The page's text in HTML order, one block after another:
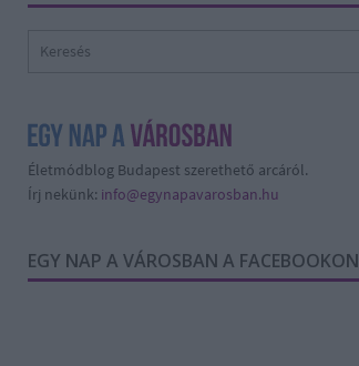
Életmódblog Budapest szerethető arcáról.
Írj nekünk: info@egynapavarosban.hu
EGY NAP A VÁROSBAN A FACEBOOKON